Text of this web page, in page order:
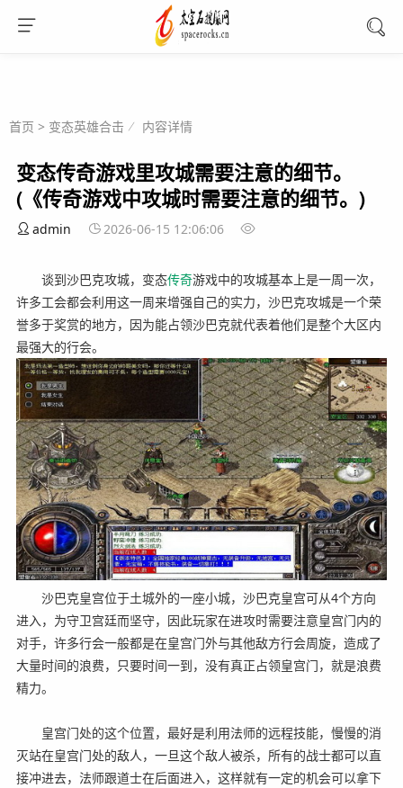
首页 > 变态英雄合击 内容详情
变态传奇游戏里攻城需要注意的细节。
(《传奇游戏中攻城时需要注意的细节。)
admin 2026-06-15 12:06:06
谈到沙巴克攻城，变态传奇游戏中的攻城基本上是一周一次，
许多工会都会利用这一周来增强自己的实力，沙巴克攻城是一个荣
誉多于奖赏的地方，因为能占领沙巴克就代表着他们是整个大区内
最强大的行会。
沙巴克皇宫位于土城外的一座小城，沙巴克皇宫可从4个方向
进入，为守卫宫廷而坚守，因此玩家在进攻时需要注意皇宫门内的
对手，许多行会一般都是在皇宫门外与其他敌方行会周旋，造成了
大量时间的浪费，只要时间一到，没有真正占领皇宫门，就是浪费
精力。
皇宫门处的这个位置，最好是利用法师的远程技能，慢慢的消
灭站在皇宫门处的敌人，一旦这个敌人被杀，所有的战士都可以直
接冲进去，法师跟道士在后面进入，这样就有一定的机会可以拿下